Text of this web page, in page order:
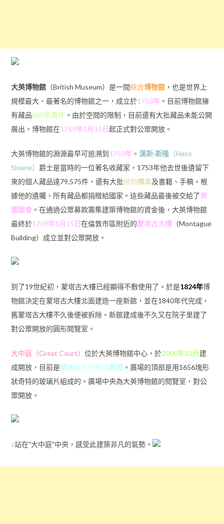
大英博物館（British Museum）是一間綜合博物館，也是世界上
規模最大、最著名的博物館之一，成立於1753年。目前博物館擁
有藏品600多萬件。由於空間的限制，目前還有大批藏品未能公開
展出。博物館在1759年1月15日起正式對公眾開放。
大英博物館的淵源最早可追溯到1753年。 漢斯·斯隆（Hans
Sloane） 爵士是當時的一位著名收藏家，1753年他去世後遺留下
來的個人藏品達79,575件，還有大批植物標本及書籍、手稿。根
據他的遺囑，所有藏品都捐贈給國家。這些藏品最後被交給了英
國國會。在通過公眾募款籌集建築博物館的資金後，大英博物館
最終於1759年1月15日在倫敦市區附近的蒙塔古大樓（Montague
Building）成立並對公眾開放。
到了19世紀初，蒙塔古大樓已經顯得不敷使用了。於是1824年博
物館決定在蒙塔古大樓北面建造一座新館，並在1840年代完成，
舊蒙塔古大樓不久後便被拆除。新館建成後不久又在院子里建了
對公眾開放的圓形閱覽室。
大中庭（Great Court） 位於大英博物館中心，於2000年12月建
成開放，目前是歐洲最大的有頂廣場。廣場的頂部是用1656塊形
狀奇特的玻璃片組成的。廣場中央為大英博物館的閱覽室，對公
眾開放。
↓站在"大中庭"中央，感受此建築非凡的氣勢。